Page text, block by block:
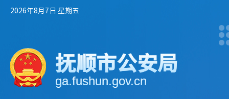
2026年8月7日 星期五
抚顺市公安局
ga.fushun.gov.cn